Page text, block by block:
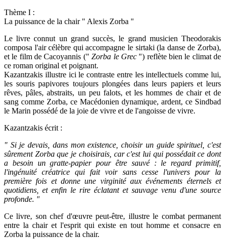
Thème I :
La puissance de la chair " Alexis Zorba "
Le livre connut un grand succès, le grand musicien Theodorakis
composa l'air célèbre qui accompagne le sirtaki (la danse de Zorba),
et le film de Cacoyannis ("Zorba le Grec") reflète bien le climat de
ce roman original et poignant.
Kazantzakis illustre ici le contraste entre les intellectuels comme lui,
les souris papivores toujours plongées dans leurs papiers et leurs
rêves, pâles, abstraits, un peu falots, et les hommes de chair et de
sang comme Zorba, ce Macédonien dynamique, ardent, ce Sindbad
le Marin possédé de la joie de vivre et de l'angoisse de vivre.
Kazantzakis écrit :
" Si je devais, dans mon existence, choisir un guide spirituel, c'est
sûrement Zorba que je choisirais, car c'est lui qui possédait ce dont
a besoin un gratte-papier pour être sauvé : le regard primitif,
l'ingénuité créatrice qui fait voir sans cesse l'univers pour la
première fois et donne une virginité aux événements éternels et
quotidiens, et enfin le rire éclatant et sauvage venu d'une source
profonde. "
Ce livre, son chef d'œuvre peut-être, illustre le combat permanent
entre la chair et l'esprit qui existe en tout homme et consacre en
Zorba la puissance de la chair.